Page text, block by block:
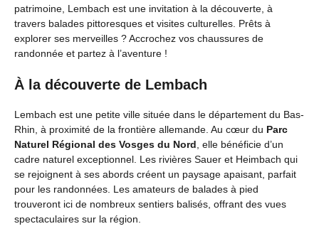
patrimoine, Lembach est une invitation à la découverte, à
travers balades pittoresques et visites culturelles. Prêts à
explorer ses merveilles ? Accrochez vos chaussures de
randonnée et partez à l’aventure !
À la découverte de Lembach
Lembach est une petite ville située dans le département du Bas-
Rhin, à proximité de la frontière allemande. Au cœur du Parc
Naturel Régional des Vosges du Nord , elle bénéficie d’un
cadre naturel exceptionnel. Les rivières Sauer et Heimbach qui
se rejoignent à ses abords créent un paysage apaisant, parfait
pour les randonnées. Les amateurs de balades à pied
trouveront ici de nombreux sentiers balisés, offrant des vues
spectaculaires sur la région.